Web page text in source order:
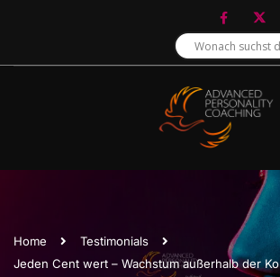
Home
Testimonials
Jeden Cent wert – Wachstum außerhalb der